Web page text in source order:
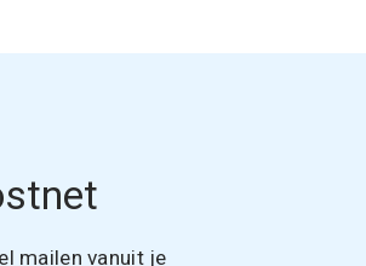
mailen vanuit je